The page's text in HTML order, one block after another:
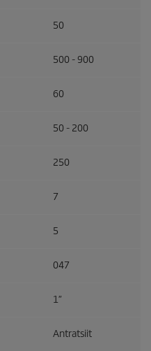
50
500 - 900
60
50 - 200
250
7
5
047
1″
Antratsiit